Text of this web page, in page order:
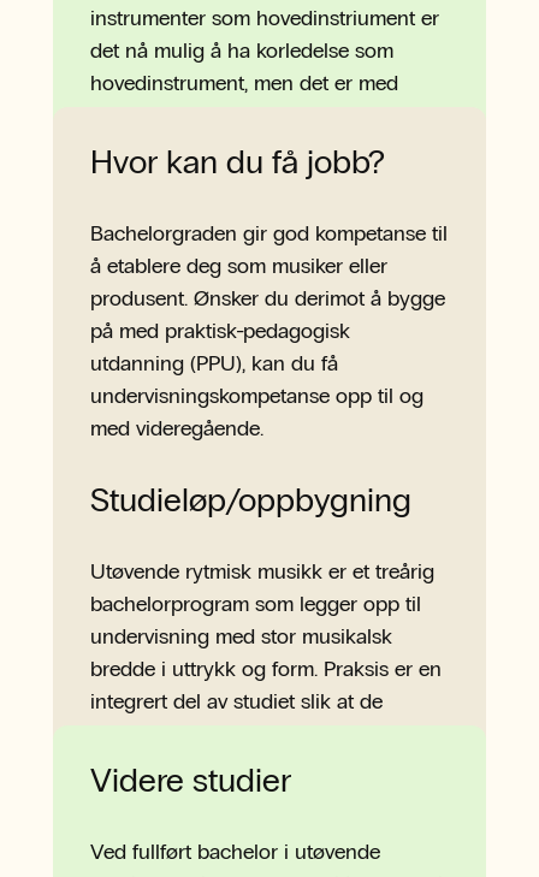
instrumenter som hovedinstriument er
det nå mulig å ha korledelse som
hovedinstrument, men det er med
ledelse / utøvende musikk.
Hvor kan du få jobb?
Bachelorgraden gir god kompetanse til
å etablere deg som musiker eller
produsent. Ønsker du derimot å bygge
på med praktisk-pedagogisk
utdanning (PPU), kan du få
undervisningskompetanse opp til og
med videregående.
Studieløp/oppbygning
Utøvende rytmisk musikk er et treårig
bachelorprogram som legger opp til
undervisning med stor musikalsk
bredde i uttrykk og form. Praksis er en
integrert del av studiet slik at de
underveis.
Videre studier
Ved fullført bachelor i utøvende